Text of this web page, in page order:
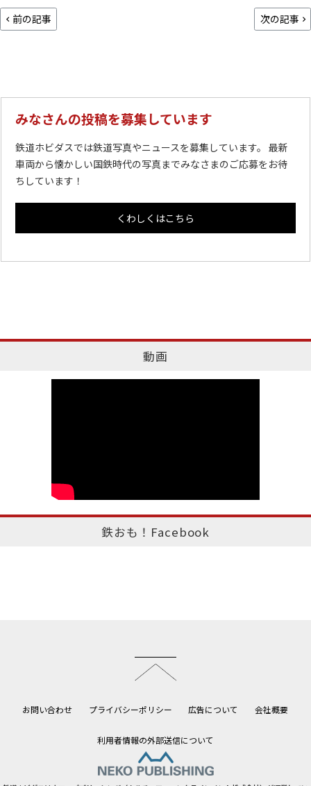
前の記事 次の記事
みなさんの投稿を募集しています
鉄道ホビダスでは鉄道写真やニュースを募集しています。 最新
車両から懐かしい国鉄時代の写真までみなさまのご応募をお待
ちしています！
くわしくはこちら
動画
鉄おも！Facebook
お問い合わせ プライバシーポリシー 広告について 会社概要
利用者情報の外部送信について